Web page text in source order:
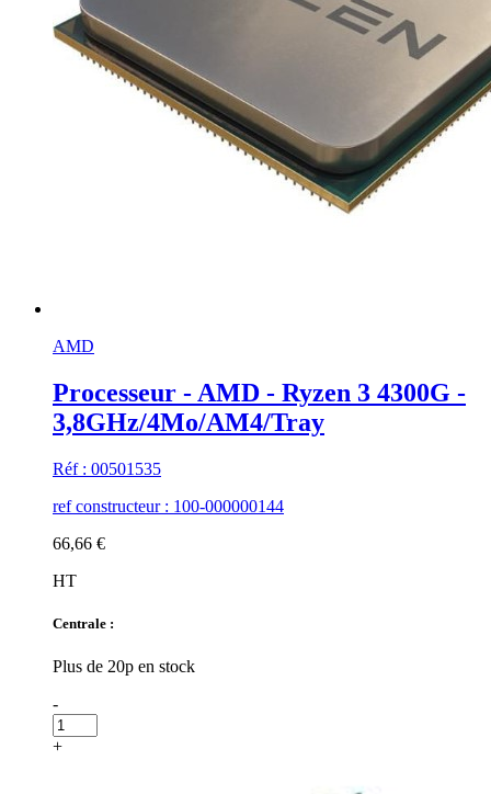
AMD
Processeur - AMD - Ryzen 3 4300G -
3,8GHz/4Mo/AM4/Tray
Réf : 00501535
ref constructeur : 100-000000144
66,66 €
HT
Centrale :
Plus de 20p en stock
-
+